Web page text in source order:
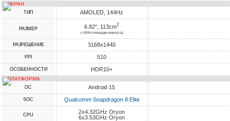
ЭКРАН
ТИП AMOLED, 144Hz
РАЗМЕР 6.82", 113cm2
(~90% площади корпуса)
РАЗРЕШЕНИЕ 3168x1440
PPI 510
ОСОБЕННОСТИ HDR10+
ПЛАТФОРМА
ОС Android 15
SOC Qualcomm Snapdragon 8 Elite
CPU
2x4.32GHz Oryon
6x3.53GHz Oryon